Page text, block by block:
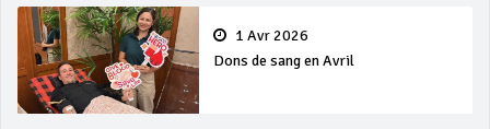
1 Avr 2026
Dons de sang en Avril